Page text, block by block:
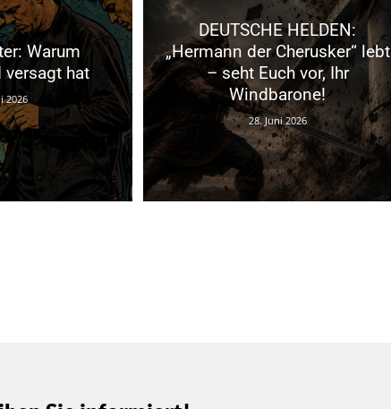
Warum
versagt hat
2026
DEUTSCHE HELDEN:
„Hermann der Cherusker“ lebt
– seht Euch vor, Ihr
Windbarone!
28. Juni 2026